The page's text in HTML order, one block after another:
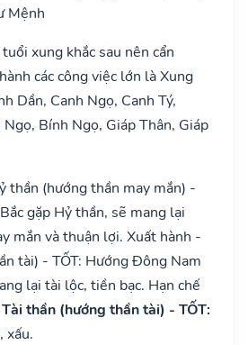
Mệnh
xung khắc sau nên cẩn
các công việc lớn là Xung
Dần, Canh Ngọ, Canh Tý,
Bính Ngọ, Giáp Thân, Giáp
thần (hướng thần may mắn) -
gặp Hỷ thần, sẽ mang lại
mắn và thuận lợi. Xuất hành -
tài) - TỐT: Hướng Đông Nam
lại tài lộc, tiền bạc. Hạn chế
thần (hướng thần tài) - TỐT:
, xấu.